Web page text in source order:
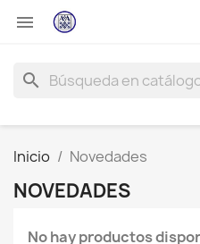

search
Inicio Novedades
NOVEDADES
No hay productos